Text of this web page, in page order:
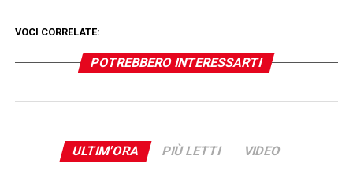
VOCI CORRELATE:
POTREBBERO INTERESSARTI
ULTIM'ORA PIÙ LETTI VIDEO